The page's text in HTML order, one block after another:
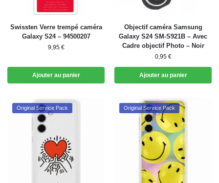
Swissten Verre trempé caméra
Galaxy S24 – 94500207
9,95 €
Ajouter au panier
Objectif caméra Samsung
Galaxy S24 SM-S921B – Avec
Cadre objectif Photo – Noir
0,95 €
Ajouter au panier
Original Service Pack Original Service Pack